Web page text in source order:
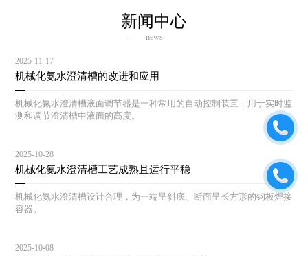
新闻中心
—— news ——
2025-11-17
机械化氨水澄清槽的改进和应用
机械化氨水澄清槽液面调节器是一种常用的自动控制装置，用于实时监
测和调节澄清槽中液面的高度。
2025-10-28
机械化氨水澄清槽工艺成熟且运行平稳
机械化氨水澄清槽设计合理，为一端呈斜底、断面呈长方形的钢板焊接
容器。
2025-10-08